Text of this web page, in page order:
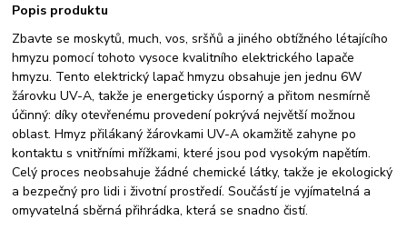
Popis produktu
Zbavte se moskytů, much, vos, sršňů a jiného obtížného létajícího
hmyzu pomocí tohoto vysoce kvalitního elektrického lapače
hmyzu. Tento elektrický lapač hmyzu obsahuje jen jednu 6W
žárovku UV-A, takže je energeticky úsporný a přitom nesmírně
účinný: díky otevřenému provedení pokrývá největší možnou
oblast. Hmyz přilákaný žárovkami UV-A okamžitě zahyne po
kontaktu s vnitřními mřížkami, které jsou pod vysokým napětím.
Celý proces neobsahuje žádné chemické látky, takže je ekologický
a bezpečný pro lidi i životní prostředí. Součástí je vyjímatelná a
omyvatelná sběrná přihrádka, která se snadno čistí.